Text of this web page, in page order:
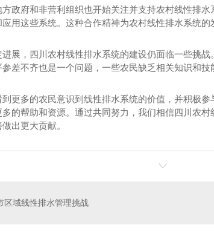
政府和非营利组织也开始关注并支持农村线性排
用这些系统。这种合作精神为农村线性排水系统的
展，四川农村线性排水系统的建设仍面临一些挑
差不齐也是一个问题，一些农民缺乏相关知识和技
更多的农民意识到线性排水系统的价值，并积极
的帮助和资源。通过共同努力，我们相信四川农
出更大贡献。
区域线性排水管理挑战